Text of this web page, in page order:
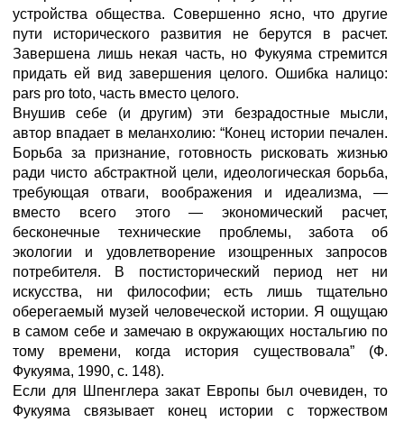
устройства общества. Совершенно ясно, что другие
пути исторического развития не берутся в расчет.
Завершена лишь некая часть, но Фукуяма стремится
придать ей вид завершения целого. Ошибка налицо:
pars pro toto, часть вместо целого.
Внушив себе (и другим) эти безрадостные мысли,
автор впадает в меланхолию: “Конец истории печален.
Борьба за признание, готовность рисковать жизнью
ради чисто абстрактной цели, идеологическая борьба,
требующая отваги, воображения и идеализма, —
вместо всего этого — экономический расчет,
бесконечные технические проблемы, забота об
экологии и удовлетворение изощренных запросов
потребителя. В постисторический период нет ни
искусства, ни философии; есть лишь тщательно
оберегаемый музей человеческой истории. Я ощущаю
в самом себе и замечаю в окружающих ностальгию по
тому времени, когда история существовала” (Ф.
Фукуяма, 1990, с. 148).
Если для Шпенглера закат Европы был очевиден, то
Фукуяма связывает конец истории с торжеством